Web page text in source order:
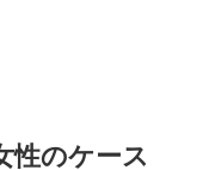
性のケース